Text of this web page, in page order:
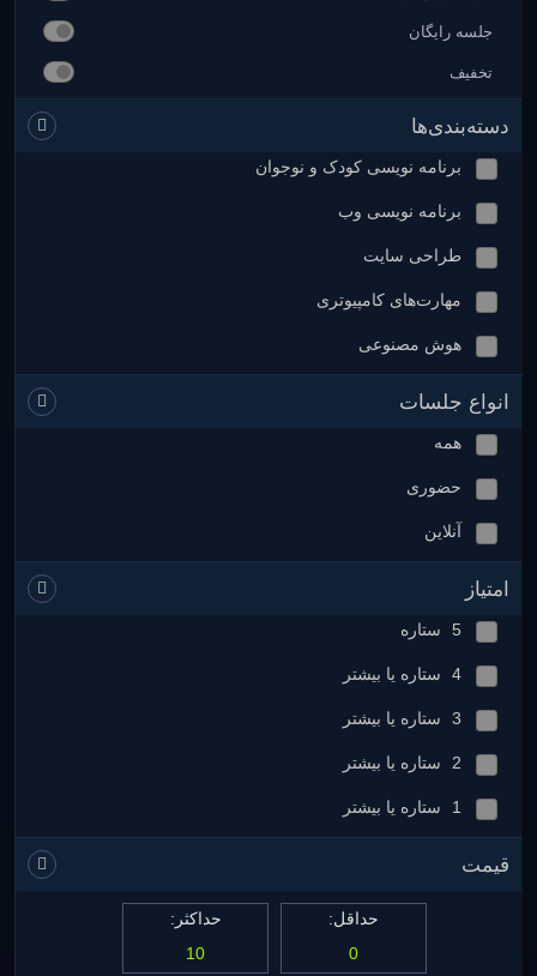
جلسه رایگان
تخفیف
دسته‌بندی‌ها
برنامه نویسی کودک و نوجوان
برنامه نویسی وب
طراحی سایت
مهارت‌های کامپیوتری
هوش مصنوعی
انواع جلسات
همه
حضوری
آنلاین
امتیاز
5 ستاره
4 ستاره یا بیشتر
3 ستاره یا بیشتر
2 ستاره یا بیشتر
1 ستاره یا بیشتر
قیمت
حداقل: حداکثر: